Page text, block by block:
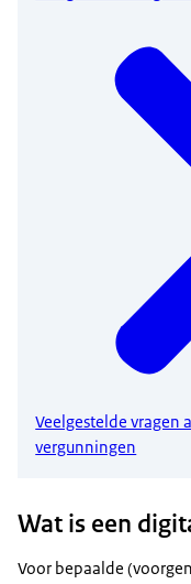
Veelgestelde vragen
vergunningen
Wat is een
Voor bepaalde